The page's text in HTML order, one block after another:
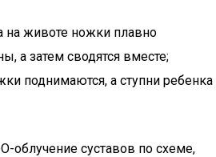
животе ножки плавно
а затем сводятся вместе;
поднимаются, а ступни ребенка
облучение суставов по схеме,